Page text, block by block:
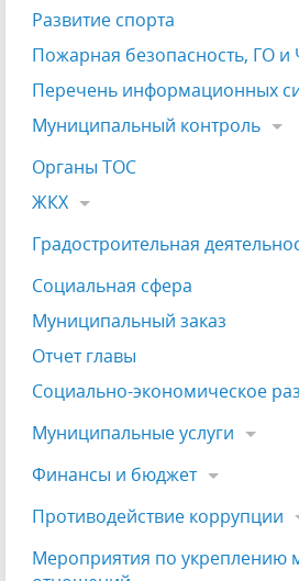
Развитие спорта
Пожарная безопасность, ГО и
Перечень информационных
Муниципальный контроль
Органы ТОС
ЖКХ
Градостроительная
Социальная сфера
Муниципальный заказ
Отчет главы
Социально-экономическое
Муниципальные услуги
Финансы и бюджет
Противодействие коррупции
Мероприятия по укреплению